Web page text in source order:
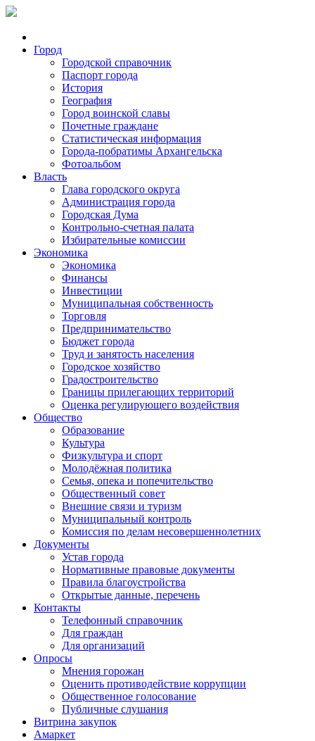
Город
Городской справочник
Паспорт города
История
География
Город воинской славы
Почетные граждане
Статистическая информация
Города-побратимы Архангельска
Фотоальбом
Власть
Глава городского округа
Администрация города
Городская Дума
Контрольно-счетная палата
Избирательные комиссии
Экономика
Экономика
Финансы
Инвестиции
Муниципальная собственность
Торговля
Предпринимательство
Бюджет города
Труд и занятость населения
Городское хозяйство
Градостроительство
Границы прилегающих территорий
Оценка регулирующего воздействия
Общество
Образование
Культура
Физкультура и спорт
Молодёжная политика
Семья, опека и попечительство
Общественный совет
Внешние связи и туризм
Муниципальный контроль
Комиссия по делам несовершеннолетних
Документы
Устав города
Нормативные правовые документы
Правила благоустройства
Открытые данные, перечень
Контакты
Телефонный справочник
Для граждан
Для организаций
Опросы
Мнения горожан
Оценить противодействие коррупции
Общественное голосование
Публичные слушания
Витрина закупок
Амаркет